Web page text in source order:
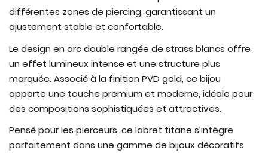
différentes zones de piercing, garantissant un
ajustement stable et confortable.
Le design en arc double rangée de strass blancs offre
un effet lumineux intense et une structure plus
marquée. Associé à la finition PVD gold, ce bijou
apporte une touche premium et moderne, idéale pour
des compositions sophistiquées et attractives.
Pensé pour les pierceurs, ce labret titane s’intègre
parfaitement dans une gamme de bijoux décoratifs